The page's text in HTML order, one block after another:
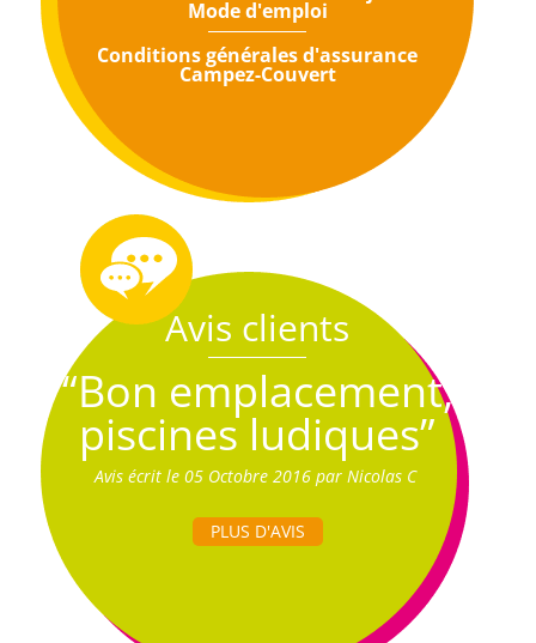
Mode d'emploi
Conditions générales d'assurance
Campez-Couvert
Avis clients
“Bon emplacement,
piscines ludiques”
Avis écrit le 05 Octobre 2016 par Nicolas C
PLUS D'AVIS